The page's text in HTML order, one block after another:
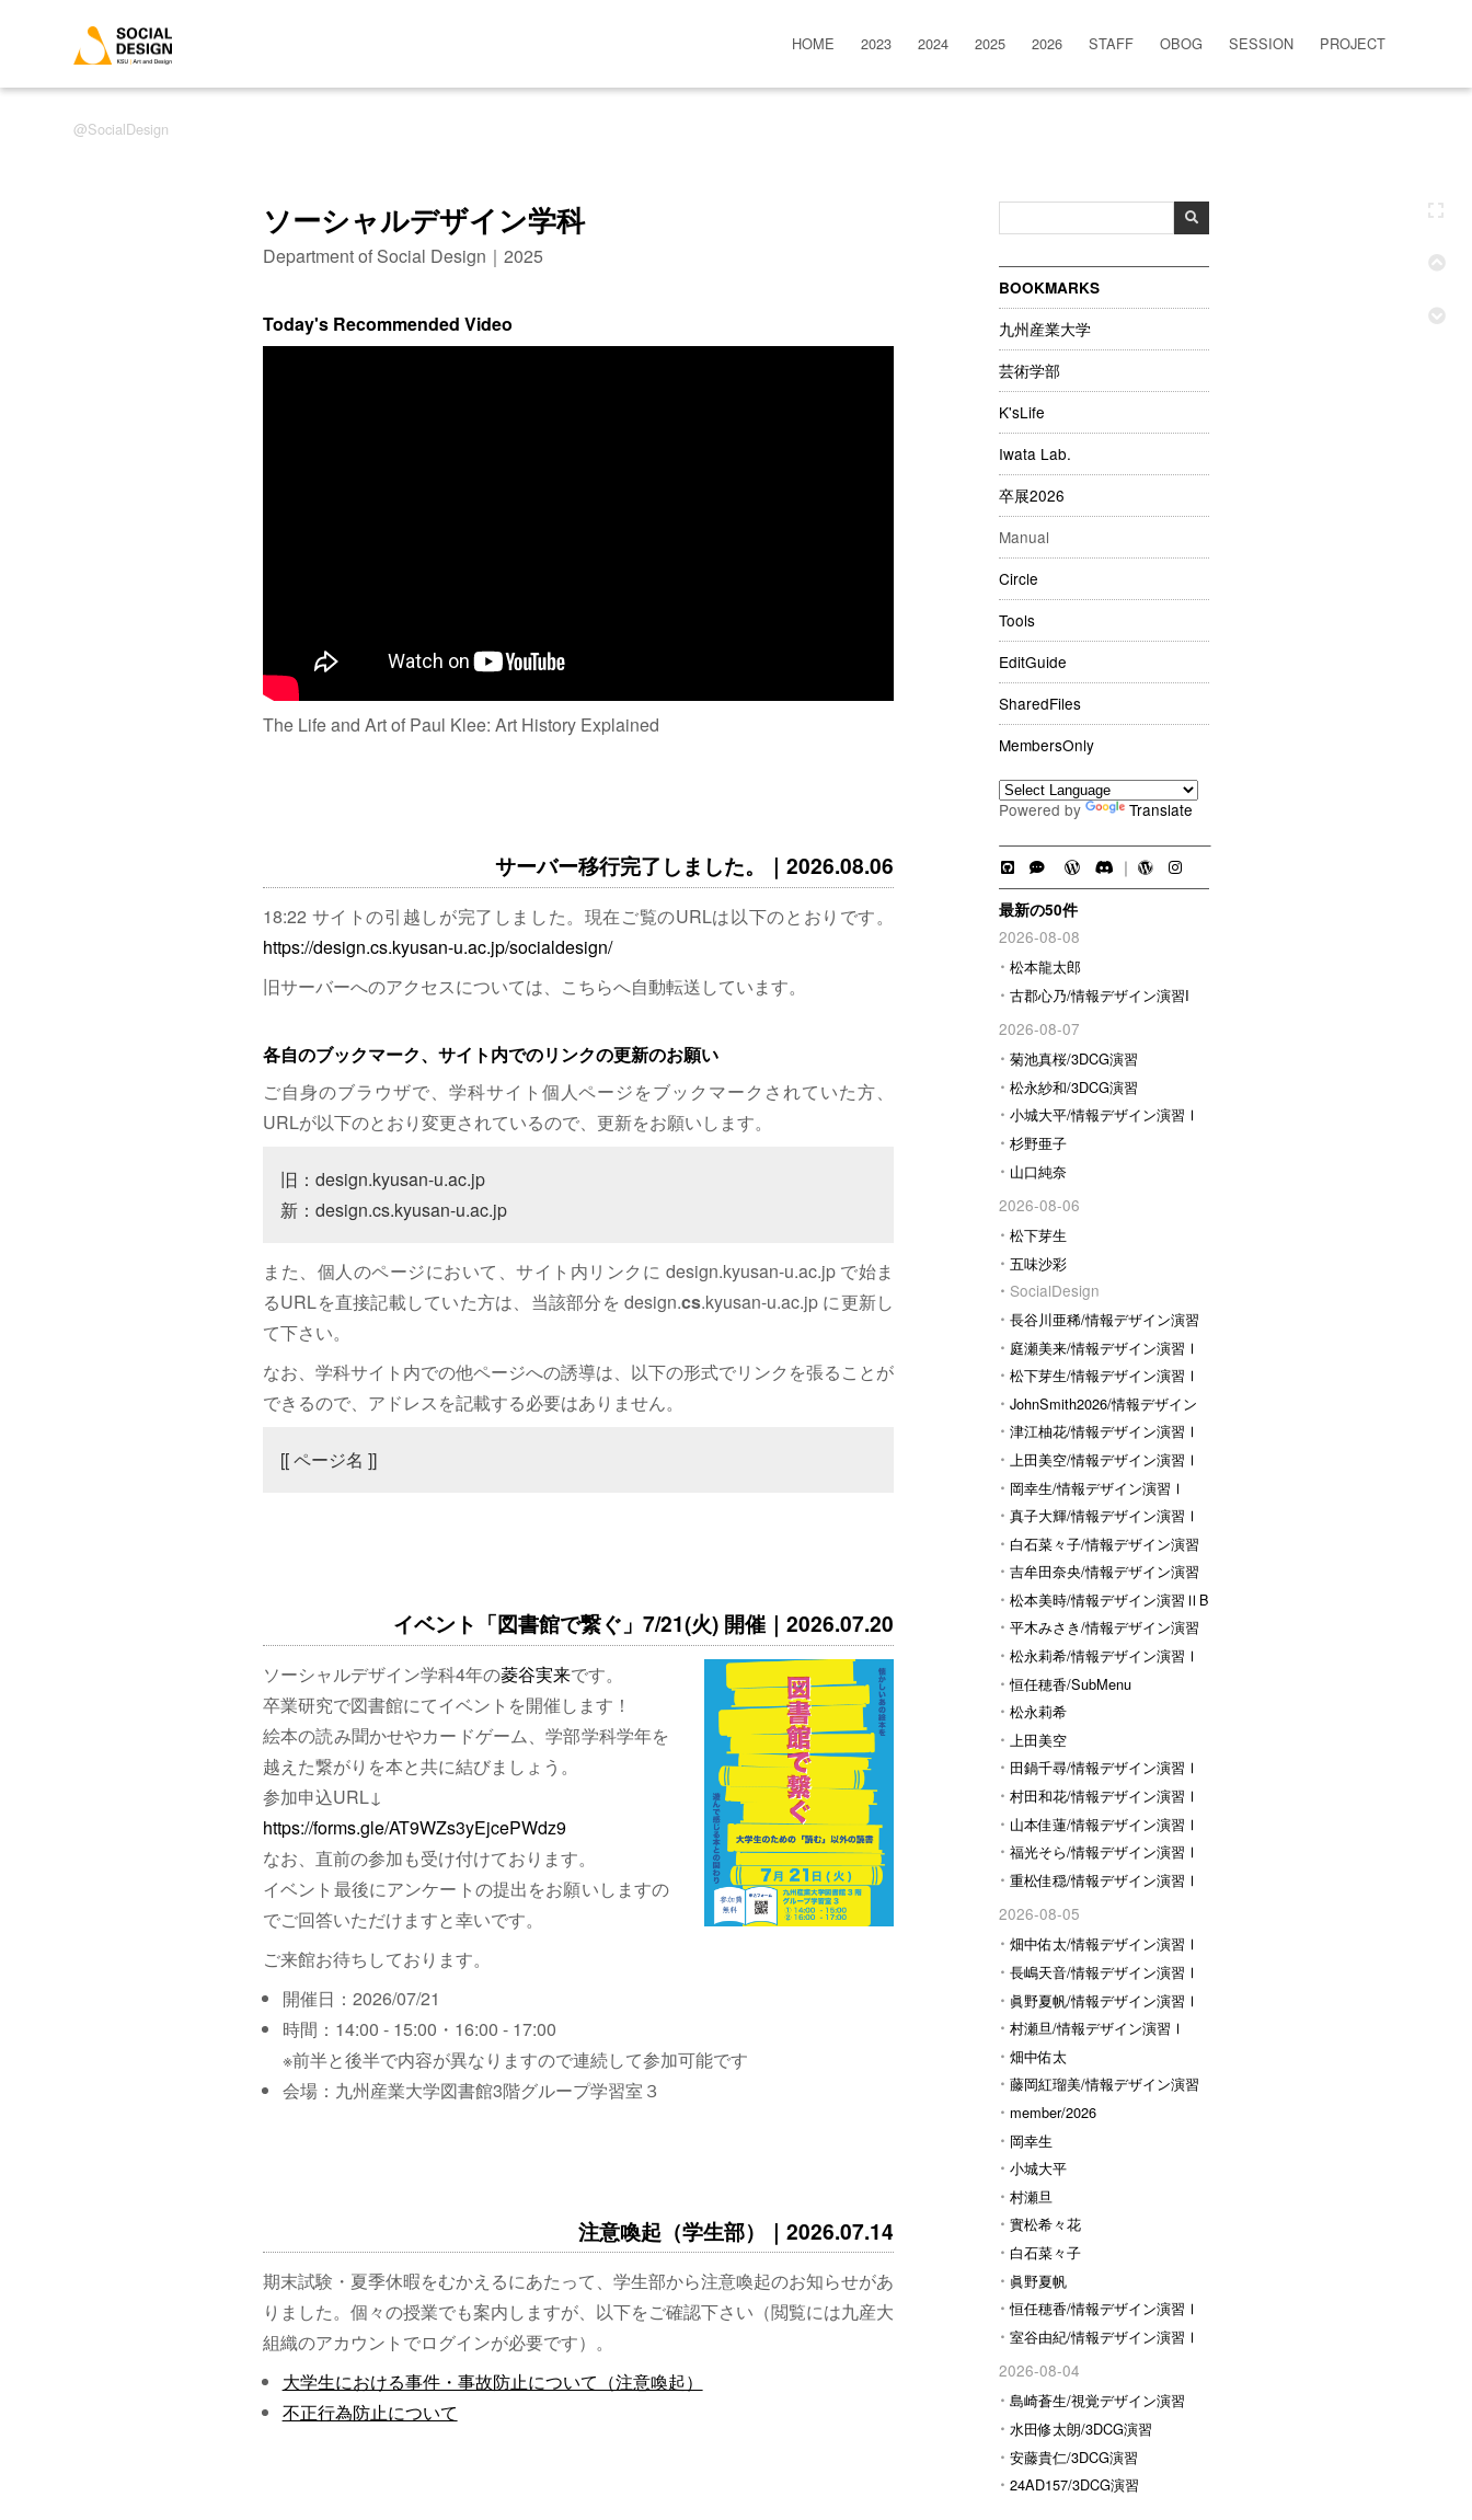
SocialDesign
HOME 2023 2024 2025 2026 STAFF OBOG SESSION PROJECT
BOOKMARKS
九州産業大学
芸術学部
K'sLife
Iwata Lab.
卒展2026
Manual
Circle
Tools
EditGuide
SharedFiles
MembersOnly
Powered by Translate
｜
最新の50件
2026-08-08
松本龍太郎
古郡心乃/情報デザイン演習I
2026-08-07
菊池真桜/3DCG演習
松永紗和/3DCG演習
小城大平/情報デザイン演習Ⅰ
杉野亜子
山口純奈
2026-08-06
松下芽生
五味沙彩
SocialDesign
長谷川亜稀/情報デザイン演習
Ⅰ 庭瀬美来/情報デザイン演習Ⅰ
松下芽生/情報デザイン演習Ⅰ
JohnSmith2026/情報デザイン
演習I
津江柚花/情報デザイン演習Ⅰ
上田美空/情報デザイン演習Ⅰ
岡幸生/情報デザイン演習Ⅰ
真子大輝/情報デザイン演習Ⅰ
白石菜々子/情報デザイン演習
Ⅰ 吉牟田奈央/情報デザイン演習
Ⅰ 松本美時/情報デザイン演習ⅡB
平木みさき/情報デザイン演習
Ⅰ 松永莉希/情報デザイン演習Ⅰ
恒任穂香/SubMenu
松永莉希
上田美空
田鍋千尋/情報デザイン演習Ⅰ
村田和花/情報デザイン演習Ⅰ
山本佳蓮/情報デザイン演習Ⅰ
福光そら/情報デザイン演習Ⅰ
重松佳穏/情報デザイン演習Ⅰ
2026-08-05
畑中佑太/情報デザイン演習Ⅰ
長嶋天音/情報デザイン演習Ⅰ
眞野夏帆/情報デザイン演習Ⅰ
村瀬旦/情報デザイン演習Ⅰ
畑中佑太
藤岡紅瑠美/情報デザイン演習
Ⅰ member/2026
岡幸生
小城大平
村瀬旦
實松希々花
白石菜々子
眞野夏帆
恒任穂香/情報デザイン演習Ⅰ
室谷由紀/情報デザイン演習Ⅰ
2026-08-04
島崎蒼生/視覚デザイン演習
水田修太朗/3DCG演習
安藤貴仁/3DCG演習
24AD157/3DCG演習
ソーシャルデザイン学科
Department of Social Design｜2025
Today's Recommended Video
The Life and Art of Paul Klee: Art History Explained
サーバー移行完了しました。｜2026.08.06
18:22 サイトの引越しが完了しました。現在ご覧のURLは以下のとおりです。
https://design.cs.kyusan-u.ac.jp/socialdesign/
旧サーバーへのアクセスについては、こちらへ自動転送しています。
各自のブックマーク、サイト内でのリンクの更新のお願い
ご自身のブラウザで、学科サイト個人ページをブックマークされていた方、
URLが以下のとおり変更されているので、更新をお願いします。
旧：design.kyusan-u.ac.jp
新：design.cs.kyusan-u.ac.jp
また、個人のページにおいて、サイト内リンクに design.kyusan-u.ac.jp で始ま
るURLを直接記載していた方は、当該部分を design.cs.kyusan-u.ac.jp に更新し
て下さい。
なお、学科サイト内での他ページへの誘導は、以下の形式でリンクを張ることが
できるので、アドレスを記載する必要はありません。
[[ ページ名 ]]
イベント「図書館で繋ぐ」7/21(火) 開催｜2026.07.20
ソーシャルデザイン学科4年の菱谷実来です。
卒業研究で図書館にてイベントを開催します！
絵本の読み聞かせやカードゲーム、学部学科学年を
越えた繋がりを本と共に結びましょう。
参加申込URL↓
https://forms.gle/AT9WZs3yEjcePWdz9
なお、直前の参加も受け付けております。
イベント最後にアンケートの提出をお願いしますの
でご回答いただけますと幸いです。
ご来館お待ちしております。
開催日：2026/07/21
時間：14:00 - 15:00・16:00 - 17:00
※前半と後半で内容が異なりますので連続して参加可能です
会場：九州産業大学図書館3階グループ学習室３
注意喚起（学生部）｜2026.07.14
期末試験・夏季休暇をむかえるにあたって、学生部から注意喚起のお知らせがあ
りました。個々の授業でも案内しますが、以下をご確認下さい（閲覧には九産大
組織のアカウントでログインが必要です）。
大学生における事件・事故防止について（注意喚起）
不正行為防止について